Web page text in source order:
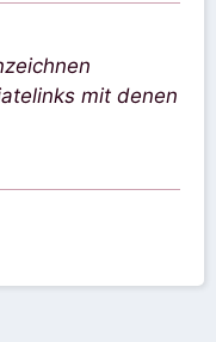
mit denen